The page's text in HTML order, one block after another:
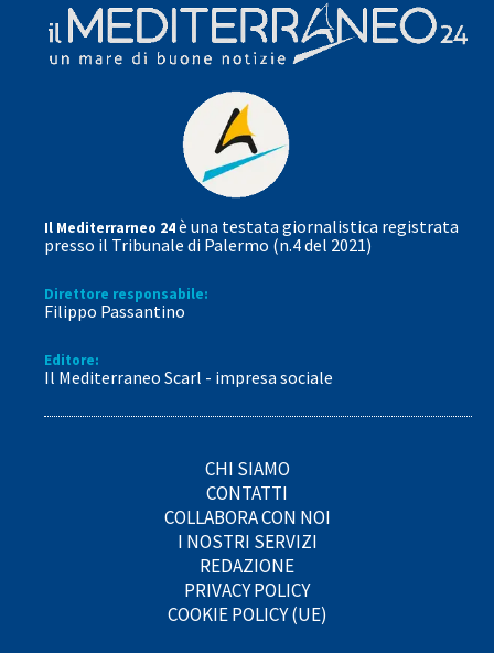
Il Mediterrarneo 24è una testata giornalistica registrata
presso il Tribunale di Palermo (n.4 del 2021)
Direttore responsabile:
Filippo Passantino
Editore:
Il Mediterraneo Scarl - impresa sociale
CHI SIAMO
CONTATTI
COLLABORA CON NOI
I NOSTRI SERVIZI
REDAZIONE
PRIVACY POLICY
COOKIE POLICY (UE)